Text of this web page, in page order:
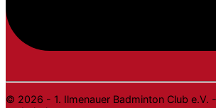
© 2026 - 1. Ilmenauer Badminton Club e.V.